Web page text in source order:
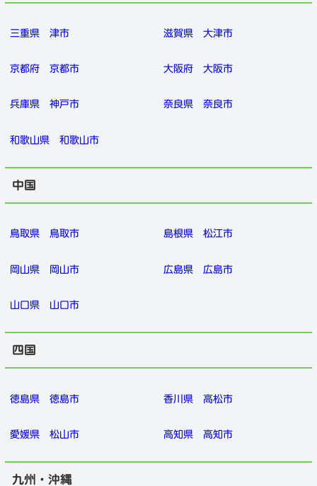
三重県 津市 滋賀県 大津市
京都府 京都市 大阪府 大阪市
兵庫県 神戸市 奈良県 奈良市
和歌山県 和歌山市
中国
鳥取県 鳥取市 島根県 松江市
岡山県 岡山市 広島県 広島市
山口県 山口市
四国
徳島県 徳島市 香川県 高松市
愛媛県 松山市 高知県 高知市
九州・沖縄